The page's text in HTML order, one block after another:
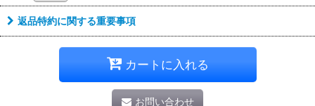
返品特約に関する重要事項
カートに入れる
お問い合わせ